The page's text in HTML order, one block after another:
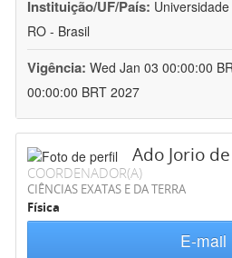
Instituição/UF/País:
RO - Brasil
Vigência: Wed Jan 03 00:00:00
00:00:00 BRT 2027
Ado Jorio
COORDENADOR(A)
CIÊNCIAS EXATAS E DA TERRA
Física
E-mail